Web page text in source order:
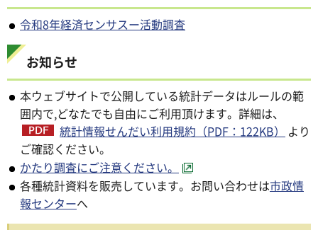
令和8年経済センサスー活動調査
お知らせ
本ウェブサイトで公開している統計データはルールの範
囲内で,どなたでも自由にご利用頂けます。詳細は、
統計情報せんだい利用規約（PDF：122KB）
より
ご確認ください。
かたり調査にご注意ください。
各種統計資料を販売しています。お問い合わせは市政情
報センターへ